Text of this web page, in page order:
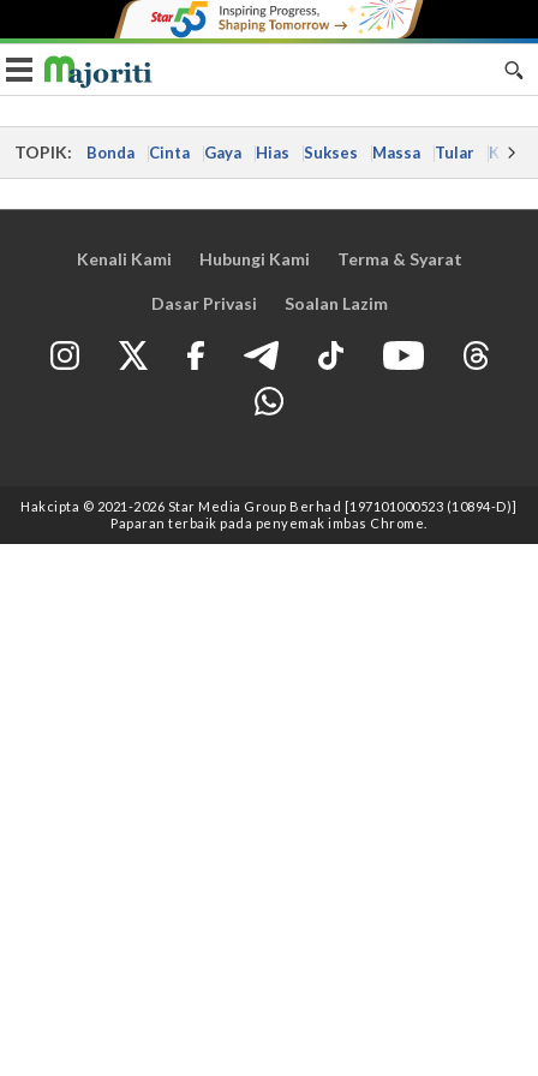
Toggle navigation
TOPIK: Bonda Cinta Gaya Hias Sukses Massa Tular Kes
Kenali Kami Hubungi Kami Terma & Syarat
Dasar Privasi Soalan Lazim
Hakcipta © 2021 -2026 Star Media Group Berhad [197101000523 (10894-D)]
Paparan terbaik pada penyemak imbas Chrome.